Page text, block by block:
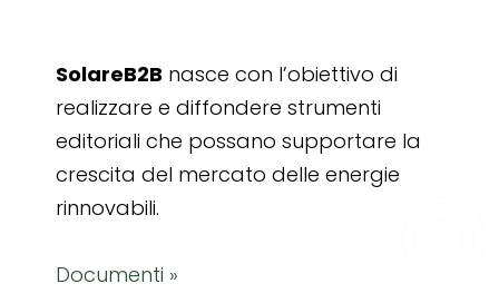
SolareB2B nasce con l’obiettivo di
realizzare e diffondere strumenti
editoriali che possano supportare la
crescita del mercato delle energie
rinnovabili.
Documenti »